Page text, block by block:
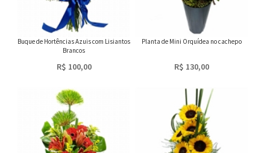
Buque de Hortências Azuis com Lisiantos
Brancos
R$ 100,00
Planta de Mini Orquídea no cachepo
R$ 130,00